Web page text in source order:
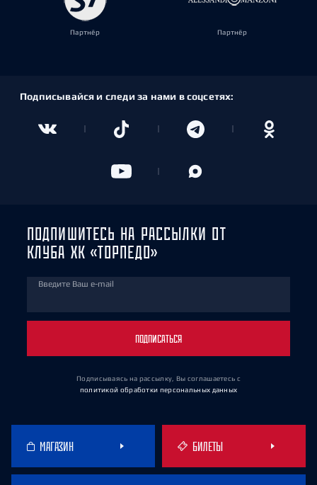
Партнёр Партнёр
Подписывайся и следи за нами в соцсетях:
ПОДПИШИТЕСЬ НА РАССЫЛКИ ОТ
КЛУБА ХК «ТОРПЕДО»
Введите Ваш e-mail
ПОДПИСАТЬСЯ
Подписываясь на рассылку, Вы соглашаетесь с
политикой обработки персональных данных
МАГАЗИН БИЛЕТЫ